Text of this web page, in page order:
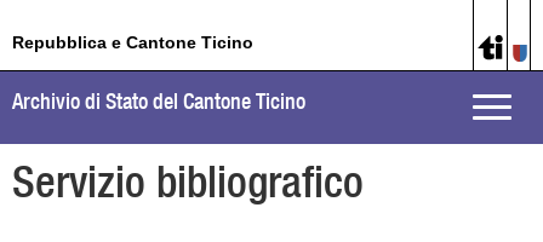
Repubblica e Cantone Ticino
Toggle
Archivio di Stato del Cantone Ticino
Servizio bibliografico